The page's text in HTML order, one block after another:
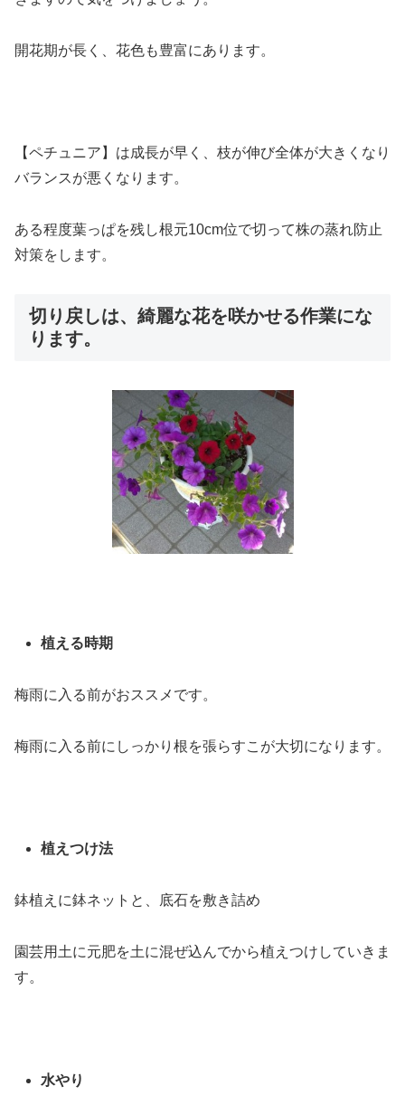
開花期が長く、花色も豊富にあります。
【ペチュニア】は成長が早く、枝が伸び全体が大きくなり
バランスが悪くなります。
ある程度葉っぱを残し根元10cm位で切って株の蒸れ防止
対策をします。
切り戻しは、綺麗な花を咲かせる作業にな
ります。
植える時期
梅雨に入る前がおススメです。
梅雨に入る前にしっかり根を張らすこが大切になります。
植えつけ法
鉢植えに鉢ネットと、底石を敷き詰め
園芸用土に元肥を土に混ぜ込んでから植えつけしていきま
す。
水やり